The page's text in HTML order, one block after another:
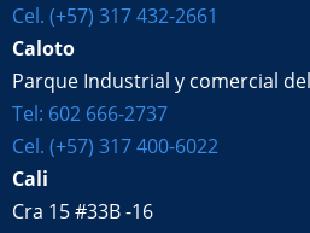
Cel. (+57) 317 432-2661
Caloto
Parque Industrial y comercial
Tel: 602 666-2737
Cel. (+57) 317 400-6022
Cali
Cra 15 #33B -16